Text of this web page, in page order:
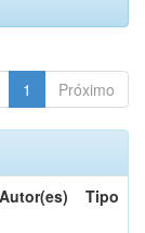
1 Próximo
Autor(es) Tipo